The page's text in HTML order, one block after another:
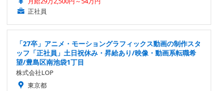
正社員
「27卒」アニメ・モーショングラフィックス動画の制作スタ
ッフ「正社員」土日祝休み・昇給あり/映像・動画系転職希
望/豊島区南池袋1丁目
株式会社LOP
東京都